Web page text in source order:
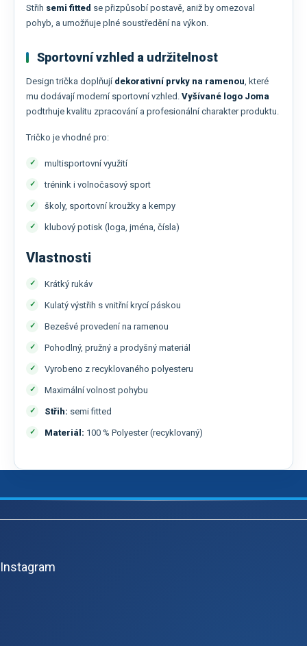
Střih semi fitted se přizpůsobí postavě, aniž by omezoval
pohyb, a umožňuje plné soustředění na výkon.
Sportovní vzhled a udržitelnost
Design trička doplňují dekorativní prvky na ramenou, které
mu dodávají moderní sportovní vzhled. Vyšívané logo Joma
podtrhuje kvalitu zpracování a profesionální charakter produktu.
Tričko je vhodné pro:
multisportovní využití
trénink i volnočasový sport
školy, sportovní kroužky a kempy
klubový potisk (loga, jména, čísla)
Vlastnosti
Krátký rukáv
Kulatý výstřih s vnitřní krycí páskou
Bezešvé provedení na ramenou
Pohodlný, pružný a prodyšný materiál
Vyrobeno z recyklovaného polyesteru
Maximální volnost pohybu
Střih: semi fitted
Materiál: 100 % Polyester (recyklovaný)
Z
Instagram